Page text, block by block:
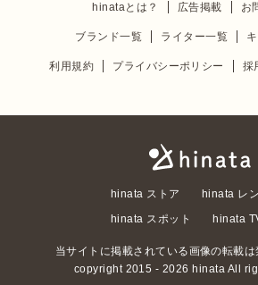
hinataとは？ 広告掲載 お
ブランド一覧 ライター一覧
利用規約 プライバシーポリシー 採
hinata ストア
hinata レ
hinata スポット
hinata
当サイトに掲載されている画像の転載は
copyright 2015 - 2026 hinata All